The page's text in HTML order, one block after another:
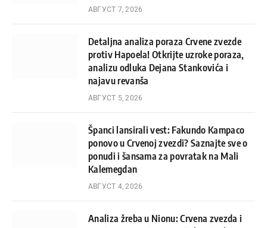
АВГУСТ 7, 2026
Detaljna analiza poraza Crvene zvezde
protiv Hapoela! Otkrijte uzroke poraza,
analizu odluka Dejana Stankovića i
najavu revanša
АВГУСТ 5, 2026
Španci lansirali vest: Fakundo Kampaco
ponovo u Crvenoj zvezdi? Saznajte sve o
ponudi i šansama za povratak na Mali
Kalemegdan
АВГУСТ 4, 2026
Analiza žreba u Nionu: Crvena zvezda i